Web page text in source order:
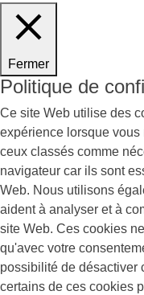
Fermer
Politique de
Ce site Web utilise des
expérience lorsque
ceux classés comme
navigateur car ils sont
Web. Nous utilisons
aident à analyser et à
site Web. Ces cookies
qu'avec votre
possibilité de désactiver
certains de ces cookies